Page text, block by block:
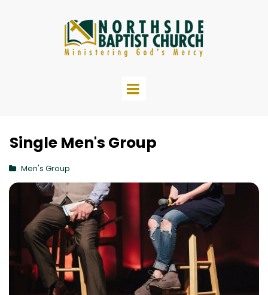
Single Men's Group
Men's Group